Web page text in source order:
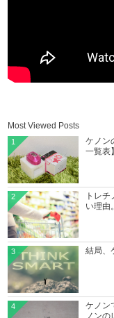
Most Viewed Posts
ケノン
一覧表】
1
トレ
い理由。
2
結局、
3
ケノン
ノンの
4